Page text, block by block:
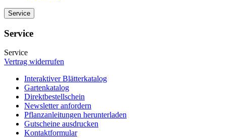
Service
Service
Service
Vertrag widerrufen
Interaktiver Blätterkatalog
Gartenkatalog
Direktbestellschein
Newsletter anfordern
Pflanzanleitungen herunterladen
Gutscheine ausdrucken
Kontaktformular